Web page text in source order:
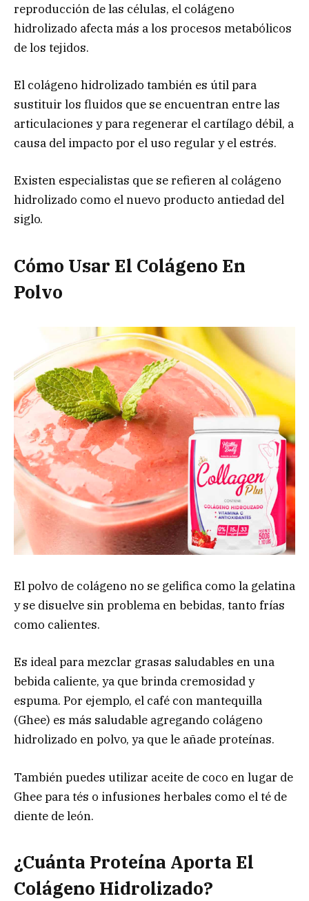
reproducción de las células, el colágeno
hidrolizado afecta más a los procesos metabólicos
de los tejidos.
El colágeno hidrolizado también es útil para
sustituir los fluidos que se encuentran entre las
articulaciones y para regenerar el cartílago débil, a
causa del impacto por el uso regular y el estrés.
Existen especialistas que se refieren al colágeno
hidrolizado como el nuevo producto antiedad del
siglo.
Cómo Usar El Colágeno En
Polvo
El polvo de colágeno no se gelifica como la gelatina
y se disuelve sin problema en bebidas, tanto frías
como calientes.
Es ideal para mezclar grasas saludables en una
bebida caliente, ya que brinda cremosidad y
espuma. Por ejemplo, el café con mantequilla
(Ghee) es más saludable agregando colágeno
hidrolizado en polvo, ya que le añade proteínas.
También puedes utilizar aceite de coco en lugar de
Ghee para tés o infusiones herbales como el té de
diente de león.
¿Cuánta Proteína Aporta El
Colágeno Hidrolizado?